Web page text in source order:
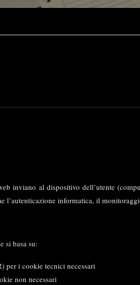
inviano al dispositivo dell’utente
l’autenticazione informatica, il
si basa su:
per i cookie tecnici necessari
non necessari